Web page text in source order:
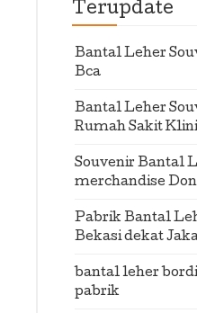
Terupdate
Bantal Leher
Bca
Bantal Leher
Rumah Sakit
Souvenir Bantal
merchandise
Pabrik Bantal
Bekasi dekat
bantal leher
pabrik